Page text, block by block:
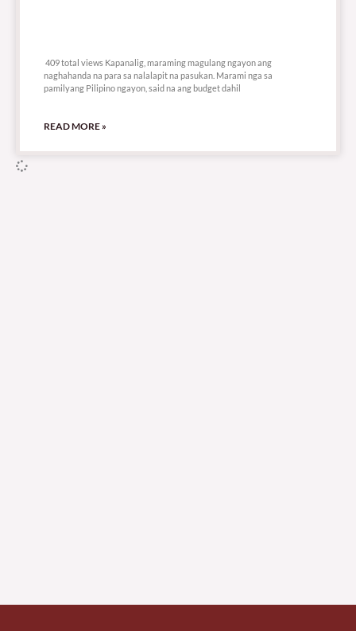
409 total views Kapanalig, maraming magulang ngayon ang
naghahanda na para sa nalalapit na pasukan. Marami nga sa
pamilyang Pilipino ngayon, said na ang budget dahil
READ MORE »